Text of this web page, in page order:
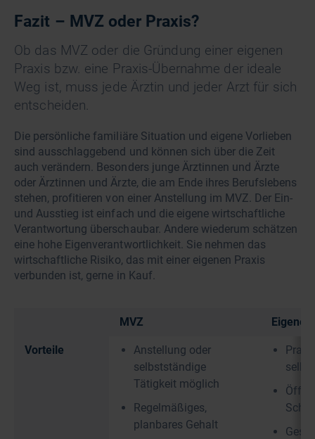
Fazit – MVZ oder Praxis?
Ob das MVZ oder die Gründung einer eigenen
Praxis bzw. eine Praxis-Übernahme der ideale
Weg ist, muss jede Ärztin und jeder Arzt für sich
entscheiden.
Die persönliche familiäre Situation und eigene Vorlieben
sind ausschlaggebend und können sich über die Zeit
auch verändern. Besonders junge Ärztinnen und Ärzte
oder Ärztinnen und Ärzte, die am Ende ihres Berufslebens
stehen, profitieren von einer Anstellung im MVZ. Der Ein-
und Ausstieg ist einfach und die eigene wirtschaftliche
Verantwortung überschaubar. Andere wiederum schätzen
eine hohe Eigenverantwortlichkeit. Sie nehmen das
wirtschaftliche Risiko, das mit einer eigenen Praxis
verbunden ist, gerne in Kauf.
MVZ Eigene
Vorteile
Anstellung oder
selbstständige
Tätigkeit möglich
Regelmäßiges,
planbares Gehalt